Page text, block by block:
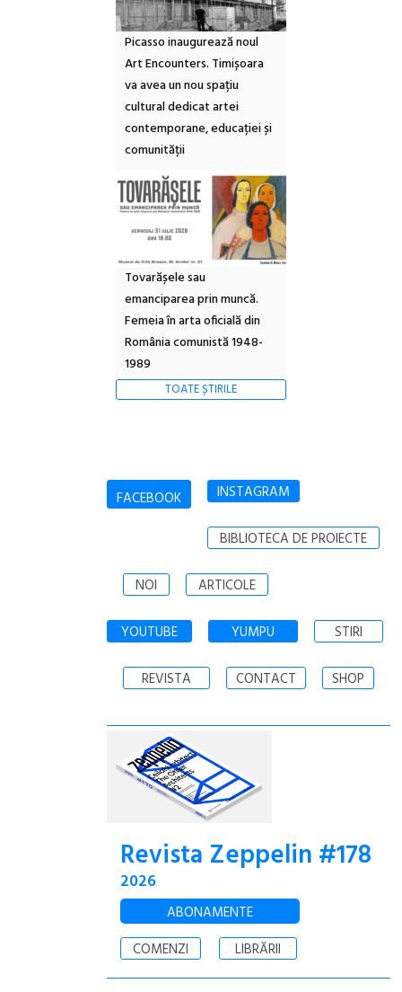
Picasso inaugurează noul
Art Encounters. Timișoara
va avea un nou spațiu
cultural dedicat artei
contemporane, educației și
comunității
Tovarășele sau
emanciparea prin muncă.
Femeia în arta oficială din
România comunistă 1948-
1989
TOATE ȘTIRILE
FACEBOOK INSTAGRAM
BIBLIOTECA DE PROIECTE
NOI ARTICOLE
YOUTUBE YUMPU STIRI
REVISTA CONTACT SHOP
Revista Zeppelin #178
2026
ABONAMENTE
COMENZI
LIBRĂRII